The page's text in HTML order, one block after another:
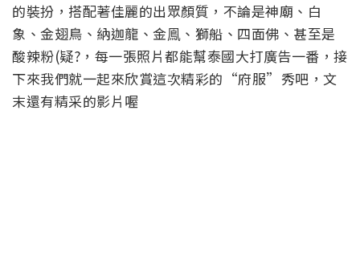
的裝扮，搭配著佳麗的出眾顏質，不論是神廟、白
象、金翅鳥、納迦龍、金鳯、獅船、四面佛、甚至是
酸辣粉(疑?，每一張照片都能幫泰國大打廣告一番，接
下來我們就一起來欣賞這次精彩的“府服”秀吧，文
末還有精采的影片喔